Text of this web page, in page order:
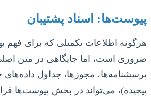
پیوست‌ها: اسناد پشتیبان
هرگونه اطلاعات تکمیلی که برای فهم
ضروری است، اما جایگاهی در متن اصلی
پرسشنامه‌ها، مجوزها، جداول داده‌های
پیچیده)، می‌تواند در بخش پیوست‌ها